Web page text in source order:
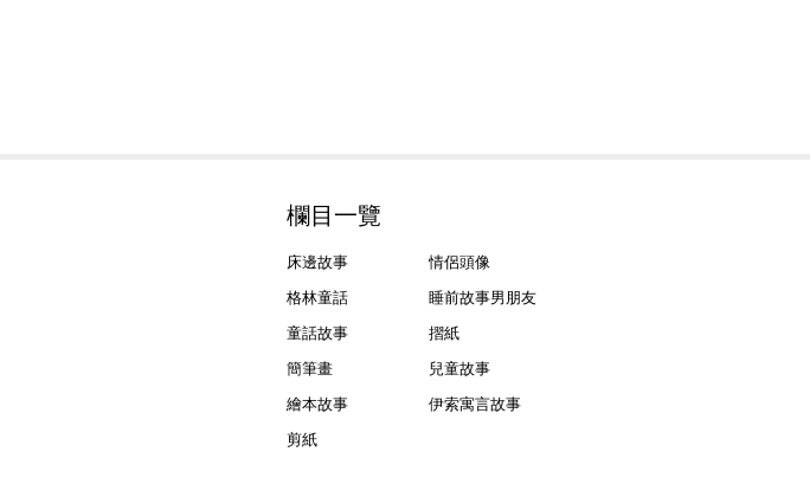
欄目一覽
床邊故事
情侶頭像
格林童話
睡前故事男朋友
童話故事
摺紙
簡筆畫
兒童故事
繪本故事
伊索寓言故事
剪紙